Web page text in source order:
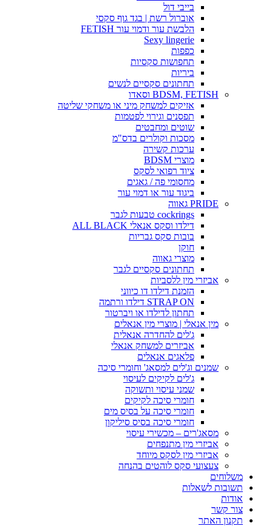
בייבי דול
אוברול רשת | בגד גוף סקסי
הלבשת עור ודמוי עור FETISH
Sexy lingerie
כפפות
תחפושות סקסיות
ביריות
תחתונים סקסיים לנשים
BDSM, FETISH וסאדו
אזיקים למשחק מיני או משחקי שליטה
תפסנים וגירוי לפטמות
שוטים ומחבטים
מסכות וקולרים בדס"מ
ערכות קשירה
מוצרי BDSM
ציוד רפואי לסקס
מחסומי פה / גאגים
ביגוד עור או דמוי עור
PRIDE גאווה
cockrings טבעות לגבר
דילדו וסקס אנאלי ALL BLACK
בובות סקס גבריות
חוקן
מוצרי גאווה
תחתונים סקסיים לגבר
אביזרי מין ללסביות
הזמנת דילדו דו כיווני
STRAP ON דילדו ורתמה
תחתון לדילדו או ויברטור
מין אנאלי | מוצרי מין אנאלים
ג'לים להחדרה אנאלית
אביזרים למשחק אנאלי
פלאגים אנאלים
שמנים וג'לים למסאג' וחומרי סיכה
ג'לים לקיקים לעיסוי
שמני עיסוי ותשוקה
חומרי סיכה לקיקים
חומרי סיכה על בסיס מים
חומרי סיכה בסיס סיליקון
מסאג'רים – מכשירי עיסוי
אביזרי מין מתנפחים
אביזרי מין לסקס מיוחד
צעצועי סקס לוהטים בהנחה
משלוחים
תשובות לשאלות
אודות
צור קשר
תקנון האתר